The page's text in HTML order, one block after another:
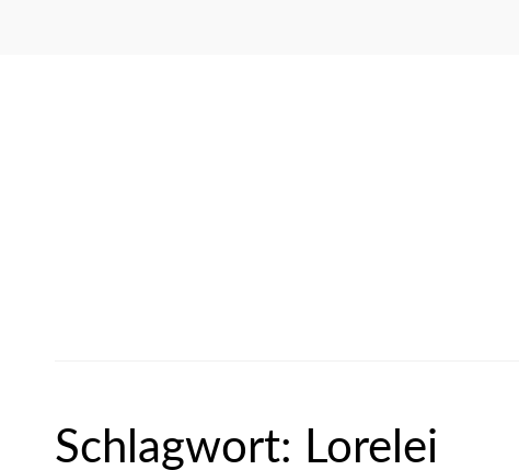
Schlagwort: Lorelei